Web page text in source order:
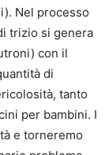
Nel processo
trizio si genera
con il
di
tanto
per bambini. I
e torneremo